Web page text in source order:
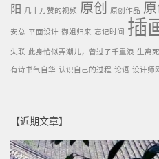
阳
几十万赞的视频 原创 原创作品
安总 平面设计 御姐归来 忘记时间 插
失联 此身恰似弄潮儿，曾过了千重浪 生离
有诗书气自华 认识自己的过程 论语 设计师
【近期文章】